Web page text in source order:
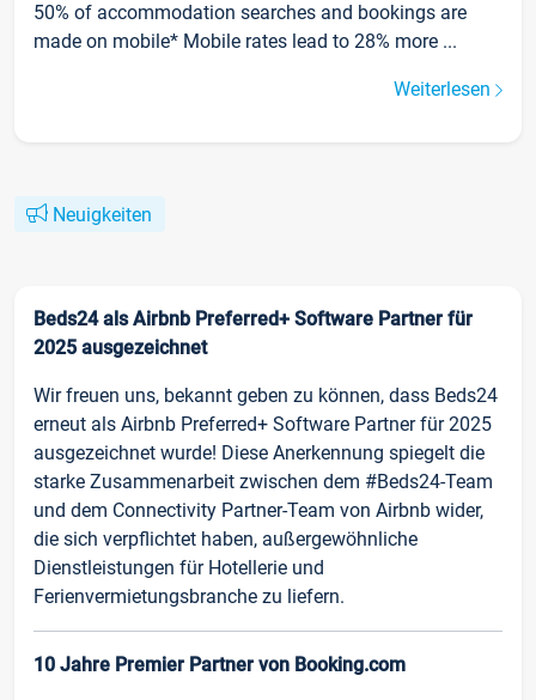
50% of accommodation searches and bookings are
made on mobile* Mobile rates lead to 28% more ...
Weiterlesen
Neuigkeiten
Beds24 als Airbnb Preferred+ Software Partner für
2025 ausgezeichnet
Wir freuen uns, bekannt geben zu können, dass Beds24
erneut als Airbnb Preferred+ Software Partner für 2025
ausgezeichnet wurde! Diese Anerkennung spiegelt die
starke Zusammenarbeit zwischen dem #Beds24-Team
und dem Connectivity Partner-Team von Airbnb wider,
die sich verpflichtet haben, außergewöhnliche
Dienstleistungen für Hotellerie und
Ferienvermietungsbranche zu liefern.
10 Jahre Premier Partner von Booking.com